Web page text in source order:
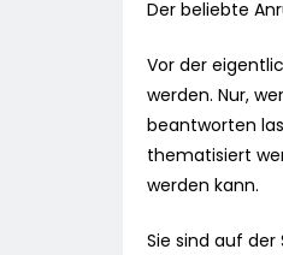
Der beliebte
Vor der
werden. Nur,
beantworten
thematisiert
werden kann.
Sie sind auf